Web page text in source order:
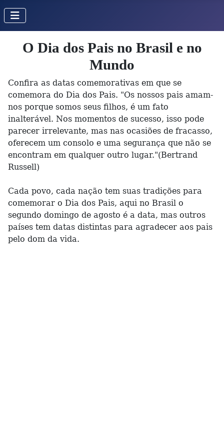
O Dia dos Pais no Brasil e no
Mundo
Confira as datas comemorativas em que se
comemora do Dia dos Pais. "Os nossos pais amam-
nos porque somos seus filhos, é um fato
inalterável. Nos momentos de sucesso, isso pode
parecer irrelevante, mas nas ocasiões de fracasso,
oferecem um consolo e uma segurança que não se
encontram em qualquer outro lugar."(Bertrand
Russell)
Cada povo, cada nação tem suas tradições para
comemorar o Dia dos Pais, aqui no Brasil o
segundo domingo de agosto é a data, mas outros
países tem datas distintas para agradecer aos pais
pelo dom da vida.